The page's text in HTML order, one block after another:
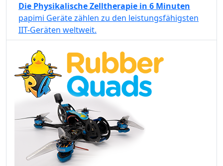
Die Physikalische Zelltherapie in 6 Minuten
papimi Geräte zählen zu den leistungsfähigsten
IIT-Geräten weltweit.